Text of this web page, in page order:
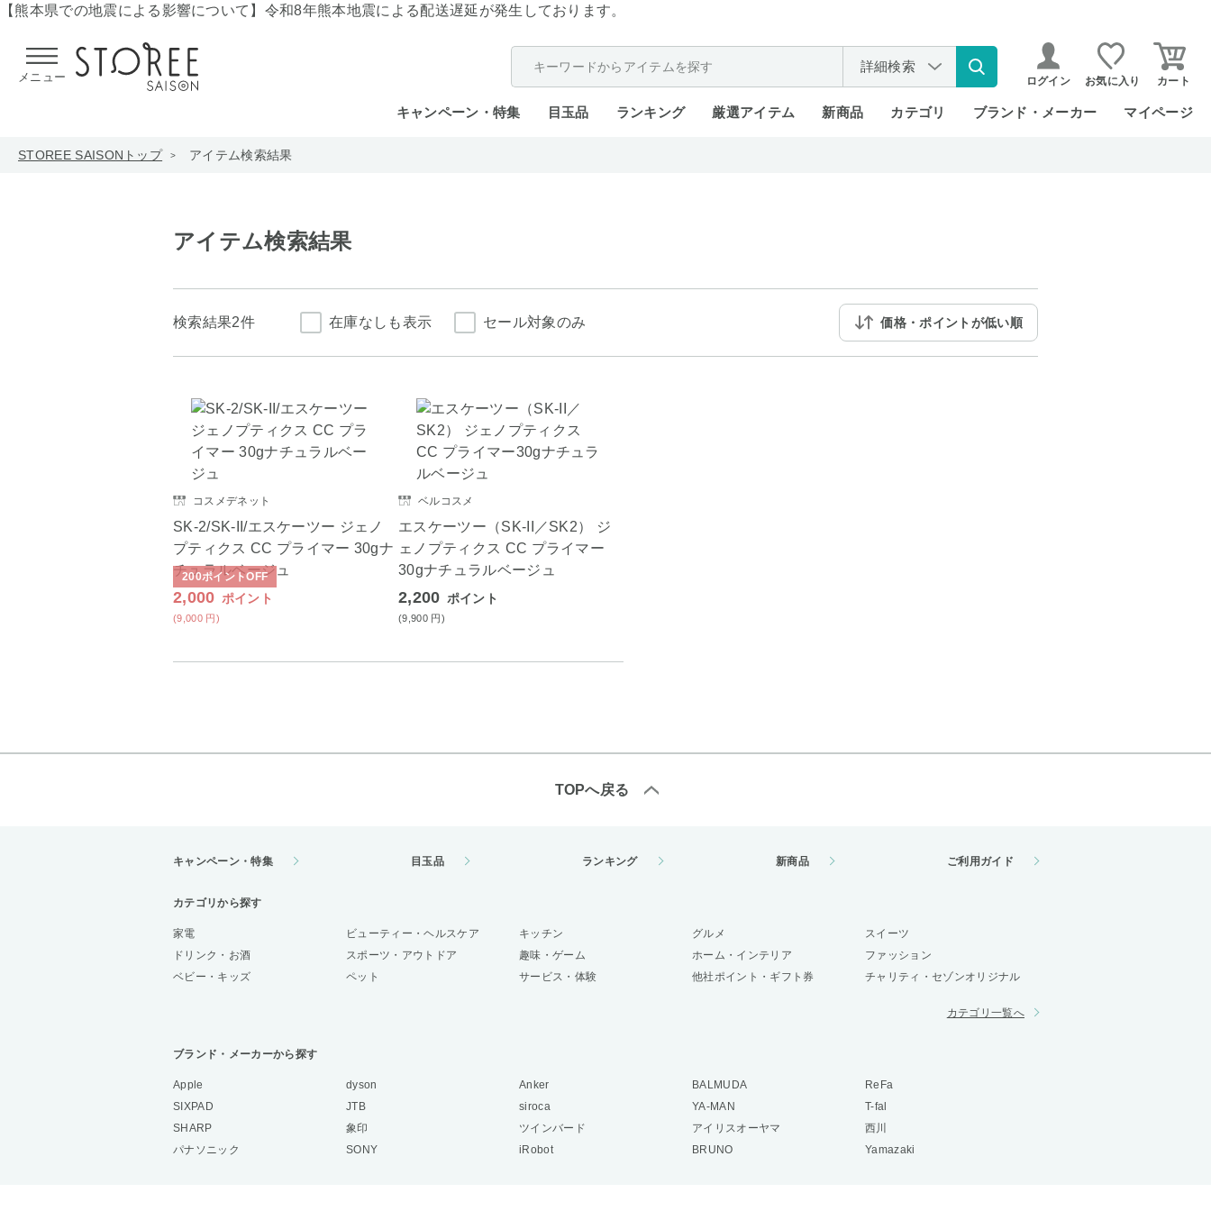
【熊本県での地震による影響について】 令和8年熊本地震による配送遅延が発生しております。
メニュー
詳細検索
ログイン お気に入り カート
キャンペーン・特集 目玉品 ランキング 厳選アイテム 新商品 カテゴリ ブランド・メーカー マイページ
STOREE SAISONトップ アイテム検索結果
アイテム検索結果
検索結果2件 在庫なしも表示 セール対象のみ 価格・ポイントが低い順
コスメデネット
SK-2/SK-II/エスケーツー ジェノ
プティクス CC プライマー 30gナ
チュラルベージュ
2,000 ポイント
(9,000 円)
200ポイントOFF
ベルコスメ
エスケーツー（SK-II／SK2） ジ
ェノプティクス CC プライマー
30gナチュラルベージュ
2,200 ポイント
(9,900 円)
TOPへ戻る
キャンペーン・特集 目玉品 ランキング 新商品 ご利用ガイド
カテゴリから探す
家電 ビューティー・ヘルスケア キッチン グルメ
スイーツ
ドリンク・お酒
スポーツ・アウトドア 趣味・ゲーム ホーム・インテリア
ファッション
ベビー・キッズ
ペット サービス・体験 他社ポイント・ギフト券 チャリティ・セゾンオリジナル
カテゴリ一覧へ
ブランド・メーカーから探す
Apple dyson Anker BALMUDA
ReFa
SIXPAD
JTB siroca YA-MAN
T-fal
SHARP
象印 ツインバード アイリスオーヤマ
西川
パナソニック
SONY iRobot BRUNO Yamazaki